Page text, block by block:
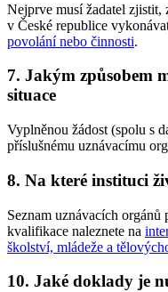
Nejprve musí žadatel zjistit,
v České republice
povolání nebo činnosti.
7. Jakým způsobem
situace
Vyplněnou žádost (spolu s
příslušnému uznávacímu
8. Na které instituci
Seznam uznávacích
kvalifikace naleznete na
školství, mládeže a
10. Jaké doklady je